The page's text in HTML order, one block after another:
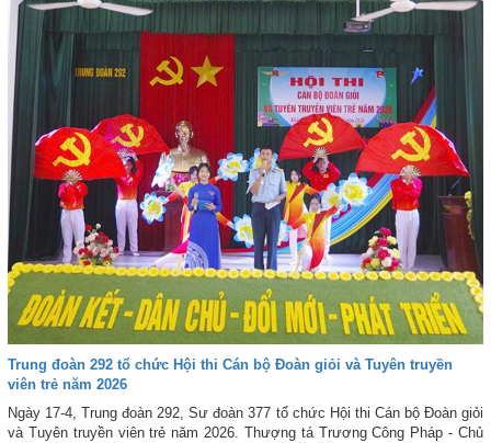
Trung đoàn 292 tổ chức Hội thi Cán bộ Đoàn giỏi và Tuyên truyền
viên trẻ năm 2026
Ngày 17-4, Trung đoàn 292, Sư đoàn 377 tổ chức Hội thi Cán bộ Đoàn giỏi
và Tuyên truyền viên trẻ năm 2026. Thượng tá Trương Công Pháp - Chủ